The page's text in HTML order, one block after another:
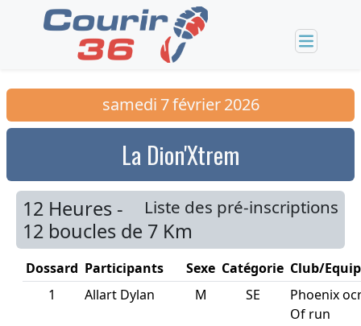
samedi 7février 2026
La Dion'Xtrem
Liste des pré-inscriptions
12 Heures -
12 boucles de 7 Km
Dossard Participants Sexe Catégorie Club/
1
Allart Dylan M SE
Phoenix
Of run